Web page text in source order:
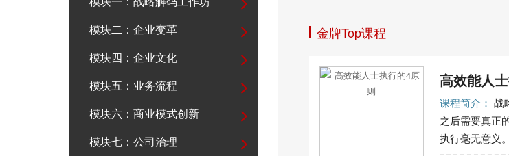
金牌Top课程
高效能人
课程简介： 战
之后需要真正
执行毫无意义
模块二：企业变革
模块四：企业文化
模块五：业务流程
模块六：商业模式创新
模块七：公司治理